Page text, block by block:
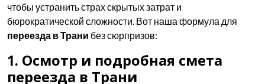
чтобы устранить страх скрытых затрат и
бюрократической сложности. Вот наша формула для
переезда в Трани без сюрпризов:
1. Осмотр и подробная смета
переезда в Трани